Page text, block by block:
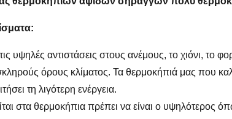
υψηλές αντιστάσεις στους ανέμους, το χιόνι, το
όρους κλίματος. Τα θερμοκήπιά μας που
τη λιγότερη ενέργεια.
στα θερμοκήπια πρέπει να είναι ο υψηλότερος